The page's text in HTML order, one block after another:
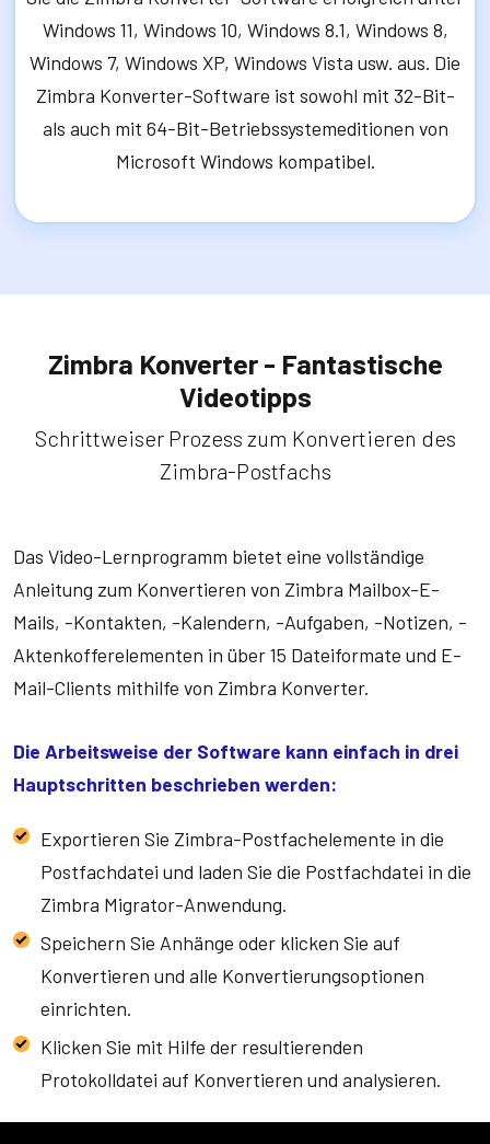
Windows 11, Windows 10, Windows 8.1, Windows 8,
Windows 7, Windows XP, Windows Vista usw. aus. Die
Zimbra Konverter-Software ist sowohl mit 32-Bit-
als auch mit 64-Bit-Betriebssystemeditionen von
Microsoft Windows kompatibel.
Zimbra Konverter - Fantastische
Videotipps
Schrittweiser Prozess zum Konvertieren des
Zimbra-Postfachs
Das Video-Lernprogramm bietet eine vollständige
Anleitung zum Konvertieren von Zimbra Mailbox-E-
Mails, -Kontakten, -Kalendern, -Aufgaben, -Notizen, -
Aktenkofferelementen in über 15 Dateiformate und E-
Mail-Clients mithilfe von Zimbra Konverter.
Die Arbeitsweise der Software kann einfach in drei
Hauptschritten beschrieben werden:
Exportieren Sie Zimbra-Postfachelemente in die
Postfachdatei und laden Sie die Postfachdatei in die
Zimbra Migrator-Anwendung.
Speichern Sie Anhänge oder klicken Sie auf
Konvertieren und alle Konvertierungsoptionen
einrichten.
Klicken Sie mit Hilfe der resultierenden
Protokolldatei auf Konvertieren und analysieren.